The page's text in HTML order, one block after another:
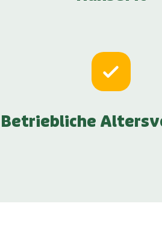
Betriebliche